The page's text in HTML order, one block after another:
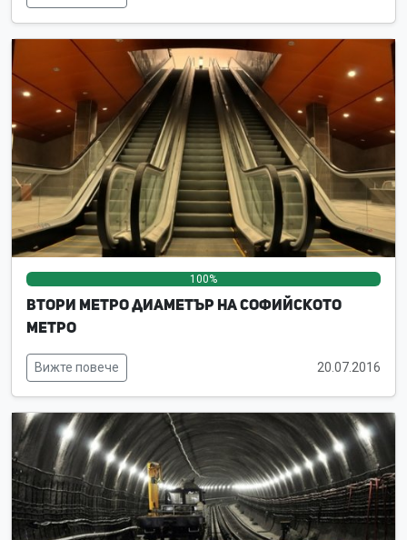
100%
Втори метро диаметър на Софийското
метро
Вижте повече 20.07.2016